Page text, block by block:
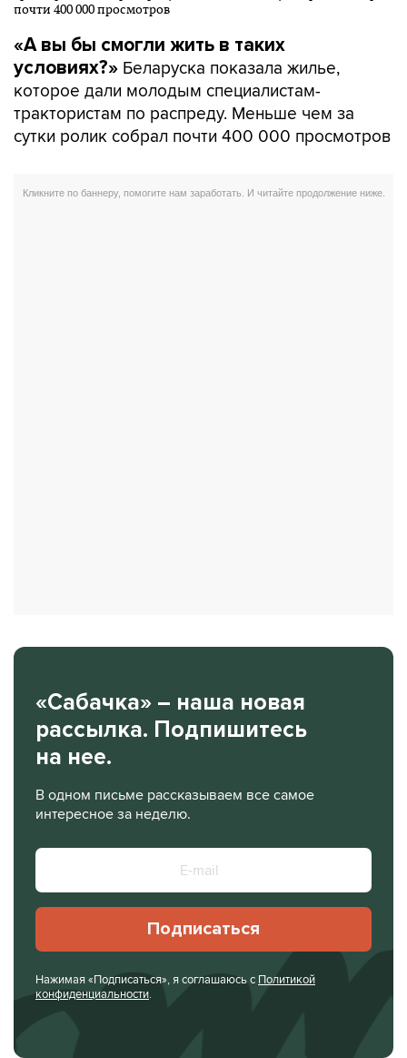
«А вы бы смогли жить в таких
условиях?» Беларуска показала жилье,
которое дали молодым специалистам-
трактористам по распреду. Меньше чем за
сутки ролик собрал почти 400 000 просмотров
«Сабачка» – наша новая
рассылка. Подпишитесь
на нее.
В одном письме рассказываем все самое
интересное за неделю.
Подписаться
Нажимая «Подписаться», я соглашаюсь с Политикой
конфиденциальности.